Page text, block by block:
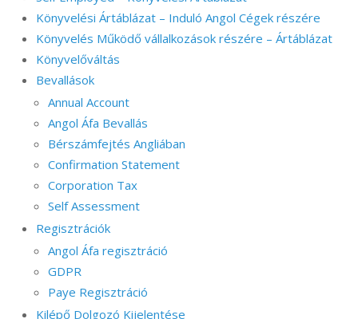
Könyvelési Ártáblázat – Induló Angol Cégek részére
Könyvelés Működő vállalkozások részére – Ártáblázat
Könyvelőváltás
Bevallások
Annual Account
Angol Áfa Bevallás
Bérszámfejtés Angliában
Confirmation Statement
Corporation Tax
Self Assessment
Regisztrációk
Angol Áfa regisztráció
GDPR
Paye Regisztráció
Kilépő Dolgozó Kijelentése